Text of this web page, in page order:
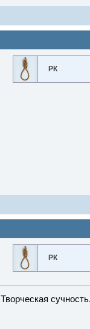
РК
РК
Творческая